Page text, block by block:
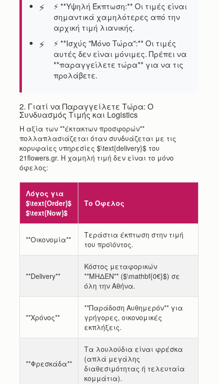
⚡ **Υψηλή Έκπτωση:** Οι τιμές είναι
σημαντικά χαμηλότερες από την
αρχική τιμή λιανικής.
⚡ **Ισχύς "Μόνο Τώρα":** Οι τιμές
αυτές δεν είναι μόνιμες. Πρέπει να
**παραγγείλετε τώρα** για να τις
προλάβετε.
2. Γιατί να Παραγγείλετε Τώρα: Ο
Συνδυασμός Τιμής και Logistics
Η αξία των **έκτακτων προσφορών**
πολλαπλασιάζεται όταν συνδυάζεται με τις
κορυφαίες υπηρεσίες $\text{delivery}$ του
21flowers.gr. Η χαμηλή τιμή δεν είναι το μόνο
όφελος:
Λόγος για
$\text{Order}$
$\text{Now}$
Το Όφελος
**Οικονομία**
Τεράστια έκπτωση στην τιμή
του προϊόντος.
**Delivery**
Κόστος μεταφορικών
**ΜΗΔΕΝ** ($\mathbf{0€}$) σε
όλη την Αθήνα.
**Χρόνος**
**Παράδοση Αυθημερόν** για
γρήγορες, οικονομικές
εκπλήξεις.
**Φρεσκάδα**
Τα λουλούδια είναι φρέσκα
(απλά μεγάλης
διαθεσιμότητας ή τελευταία
κομμάτια).